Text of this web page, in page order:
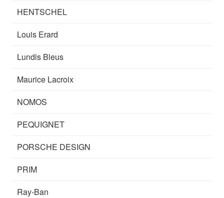
HENTSCHEL
Louis Erard
Lundis Bleus
Maurice Lacroix
NOMOS
PEQUIGNET
PORSCHE DESIGN
PRIM
Ray-Ban